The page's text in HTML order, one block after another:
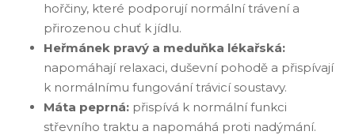
hořčiny, které podporují normální trávení a
přirozenou chuť k jídlu.
Heřmánek pravý a meduňka lékařská:
napomáhají relaxaci, duševní pohodě a přispívají
k normálnímu fungování trávicí soustavy.
Máta peprná: přispívá k normální funkci
střevního traktu a napomáhá proti nadýmání.